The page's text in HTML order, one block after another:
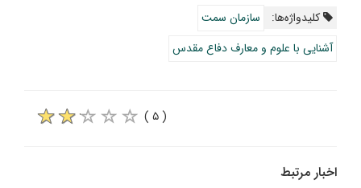
کلیدواژه‌ها:
سازمان سمت
آشنایی با علوم و معارف دفاع مقدس
( ۵ )
اخبار مرتبط